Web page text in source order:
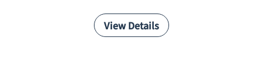
View Details